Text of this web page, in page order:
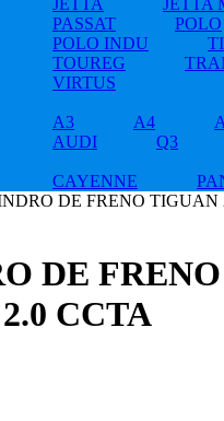
JETTA
JETTA
PASSAT
POLO
POLO INDU
TOUREG
VIRTUS
A3 A4
AUDI
Q3
CAYENNE
DE FRENO TIGUAN
DE FRENO
CCTA